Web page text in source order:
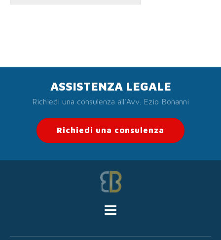
ASSISTENZA LEGALE
Richiedi una consulenza all'Avv. Ezio Bonanni
Richiedi una consulenza